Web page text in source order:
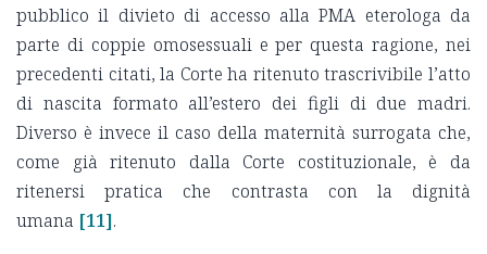
pubblico il divieto di accesso alla PMA eterologa da
parte di coppie omosessuali e per questa ragione, nei
precedenti citati, la Corte ha ritenuto trascrivibile l’atto
di nascita formato all’estero dei figli di due madri.
Diverso è invece il caso della maternità surrogata che,
come già ritenuto dalla Corte costituzionale, è da
ritenersi pratica che contrasta con la dignità
umana [11].